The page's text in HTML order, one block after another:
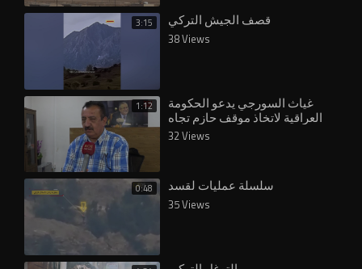
3:15 قصف الجيش التركي
38 Views
1:12 غياث السورجي يدعو الحكومة
العراقية لاتخاذ موقف حازم تجاه
التواجد التركي في البلاد
32 Views
0:48 سلسلة عمليات لقسد
35 Views